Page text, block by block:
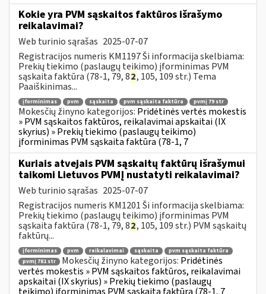
Kokie yra PVM sąskaitos faktūros išrašymo
reikalavimai?
Web turinio sąrašas 2025-07-07
Registracijos numeris KM1197 Ši informacija skelbiama:
Prekių tiekimo (paslaugų teikimo) įforminimas PVM
sąskaita faktūra (78-1, 79, 82, 105, 109 str.) Tema
Paaiškinimas...
įforminimas pvm sąskaita pvm sąskaita faktūra pvmį 79 str
Mokesčių žinyno kategorijos: Pridėtinės vertės mokestis
» PVM sąskaitos faktūros, reikalavimai apskaitai (IX
skyrius) » Prekių tiekimo (paslaugų teikimo)
įforminimas PVM sąskaita faktūra (78-1, 7
Kuriais atvejais PVM sąskaitų faktūrų išrašymui
taikomi Lietuvos PVMĮ nustatyti reikalavimai?
Web turinio sąrašas 2025-07-07
Registracijos numeris KM1201 Ši informacija skelbiama:
Prekių tiekimo (paslaugų teikimo) įforminimas PVM
sąskaita faktūra (78-1, 79, 82, 105, 109 str.) PVM sąskaitų
faktūrų...
įforminimas pvm reikalavimai sąskaita
pvm sąskaita faktūra
pvmį 781 str
Mokesčių žinyno kategorijos: Pridėtinės
vertės mokestis » PVM sąskaitos faktūros, reikalavimai
apskaitai (IX skyrius) » Prekių tiekimo (paslaugų